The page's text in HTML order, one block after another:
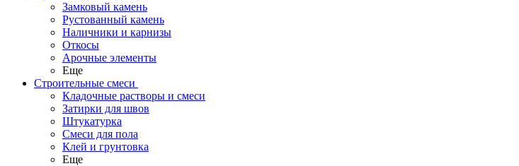
Замковый камень
Рустованный камень
Наличники и карнизы
Откосы
Арочные элементы
Еще
Строительные смеси
Кладочные растворы и смеси
Затирки для швов
Штукатурка
Смеси для пола
Клей и грунтовка
Еще